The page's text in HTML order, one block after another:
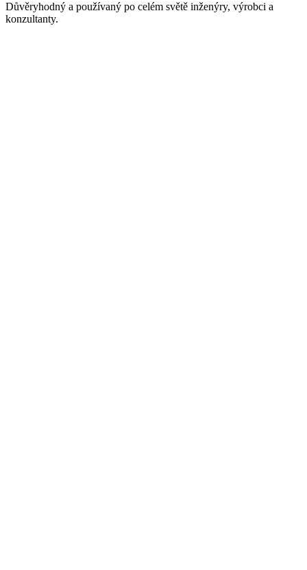
Důvěryhodný a používaný po celém světě inženýry, výrobci a
konzultanty.